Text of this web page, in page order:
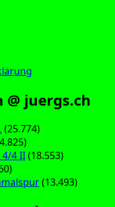
@ juergs.ch
(25.774)
4/4 II(18.553)
(13.493)